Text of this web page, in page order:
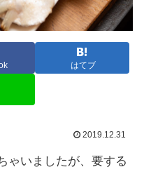
はてブ
2019.12.31
ゃいましたが、要する